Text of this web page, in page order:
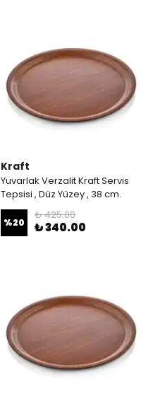
Kraft
Yuvarlak Verzalit Kraft Servis
Tepsisi , Düz Yüzey , 38 cm.
%20
₺ 425.00
₺ 340.00